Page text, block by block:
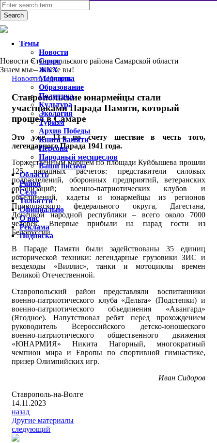
Новости Ставропольского района Самарской области
Знаем мы – знаете вы!
Новости,Область
Ставропольские юнармейцы стали
участниками Парада Памяти, который
прошел в Самаре
Это уже 13-е по счету шествие в честь того,
легендарного Парада 1941 года.
Торжественным маршем по площади Куйбышева прошли
125 парадных расчетов: представители силовых
подразделений, оборонных предприятий, ветеранских
организаций; военно-патриотических клубов и
объединений, кадеты и юнармейцы из регионов
Приволжского федерального округа, Дагестана,
Донецкой народной республики – всего около 7000
человек. Впервые прибыли на парад гости из
Белоруссии.
В Параде Памяти были задействованы 35 единиц
исторической техники: легендарные грузовики ЗИС и
вездеходы «Виллис», танки и мотоциклы времен
Великой Отечественной.
Ставропольский район представляли воспитанники
военно-патриотического клуба «Дельта» (Подстепки) и
военно-патриотического объединения «Авангард»
(Ягодное). Напутствовал ребят перед прохождением
руководитель Всероссийского детско-юношеского
военно-патриотического общественного движения
«ЮНАРМИЯ» Никита Нагорный, многократный
чемпион мира и Европы по спортивной гимнастике,
призер Олимпийских игр.
Иван Сидоров
Ставрополь-на-Волге
14.11.2023
назад
Другие материалы
следующий
Темы
Новости
Спорт
ЖКХ
Медицина
Образование
Политика
Культура
Экология
Туризм
Архив Победы
Книга памяти
Персона
Народный месяцеслов
Ваши письма
Область
Район
Село
Тольятти
Официально
О нас
Реклама
Подписка